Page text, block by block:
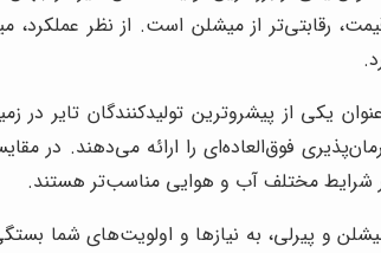
قیمت، رقابتی‌تر از میشلن است. از نظر
یکی از پیشروترین تولیدکنندگان تایر
فوق‌العاده‌ای را ارائه می‌دهند. در
در شرایط مختلف آب و هوایی مناسب‌تر هستند.
و پیرلی، به نیازها و اولویت‌های شما